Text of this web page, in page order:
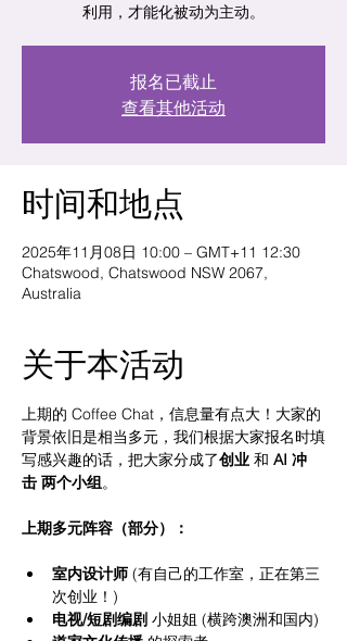
利用，才能化被动为主动。
报名已截止
查看其他活动
时间和地点
2025年11月08日 10:00 – GMT+11 12:30
Chatswood, Chatswood NSW 2067,
Australia
关于本活动
上期的 Coffee Chat，信息量有点大！大家的
背景依旧是相当多元，我们根据大家报名时填
写感兴趣的话，把大家分成了创业 和 AI 冲
击 两个小组。
上期多元阵容（部分）：
室内设计师 (有自己的工作室，正在第三
次创业！)
电视/短剧编剧 小姐姐 (横跨澳洲和国内)